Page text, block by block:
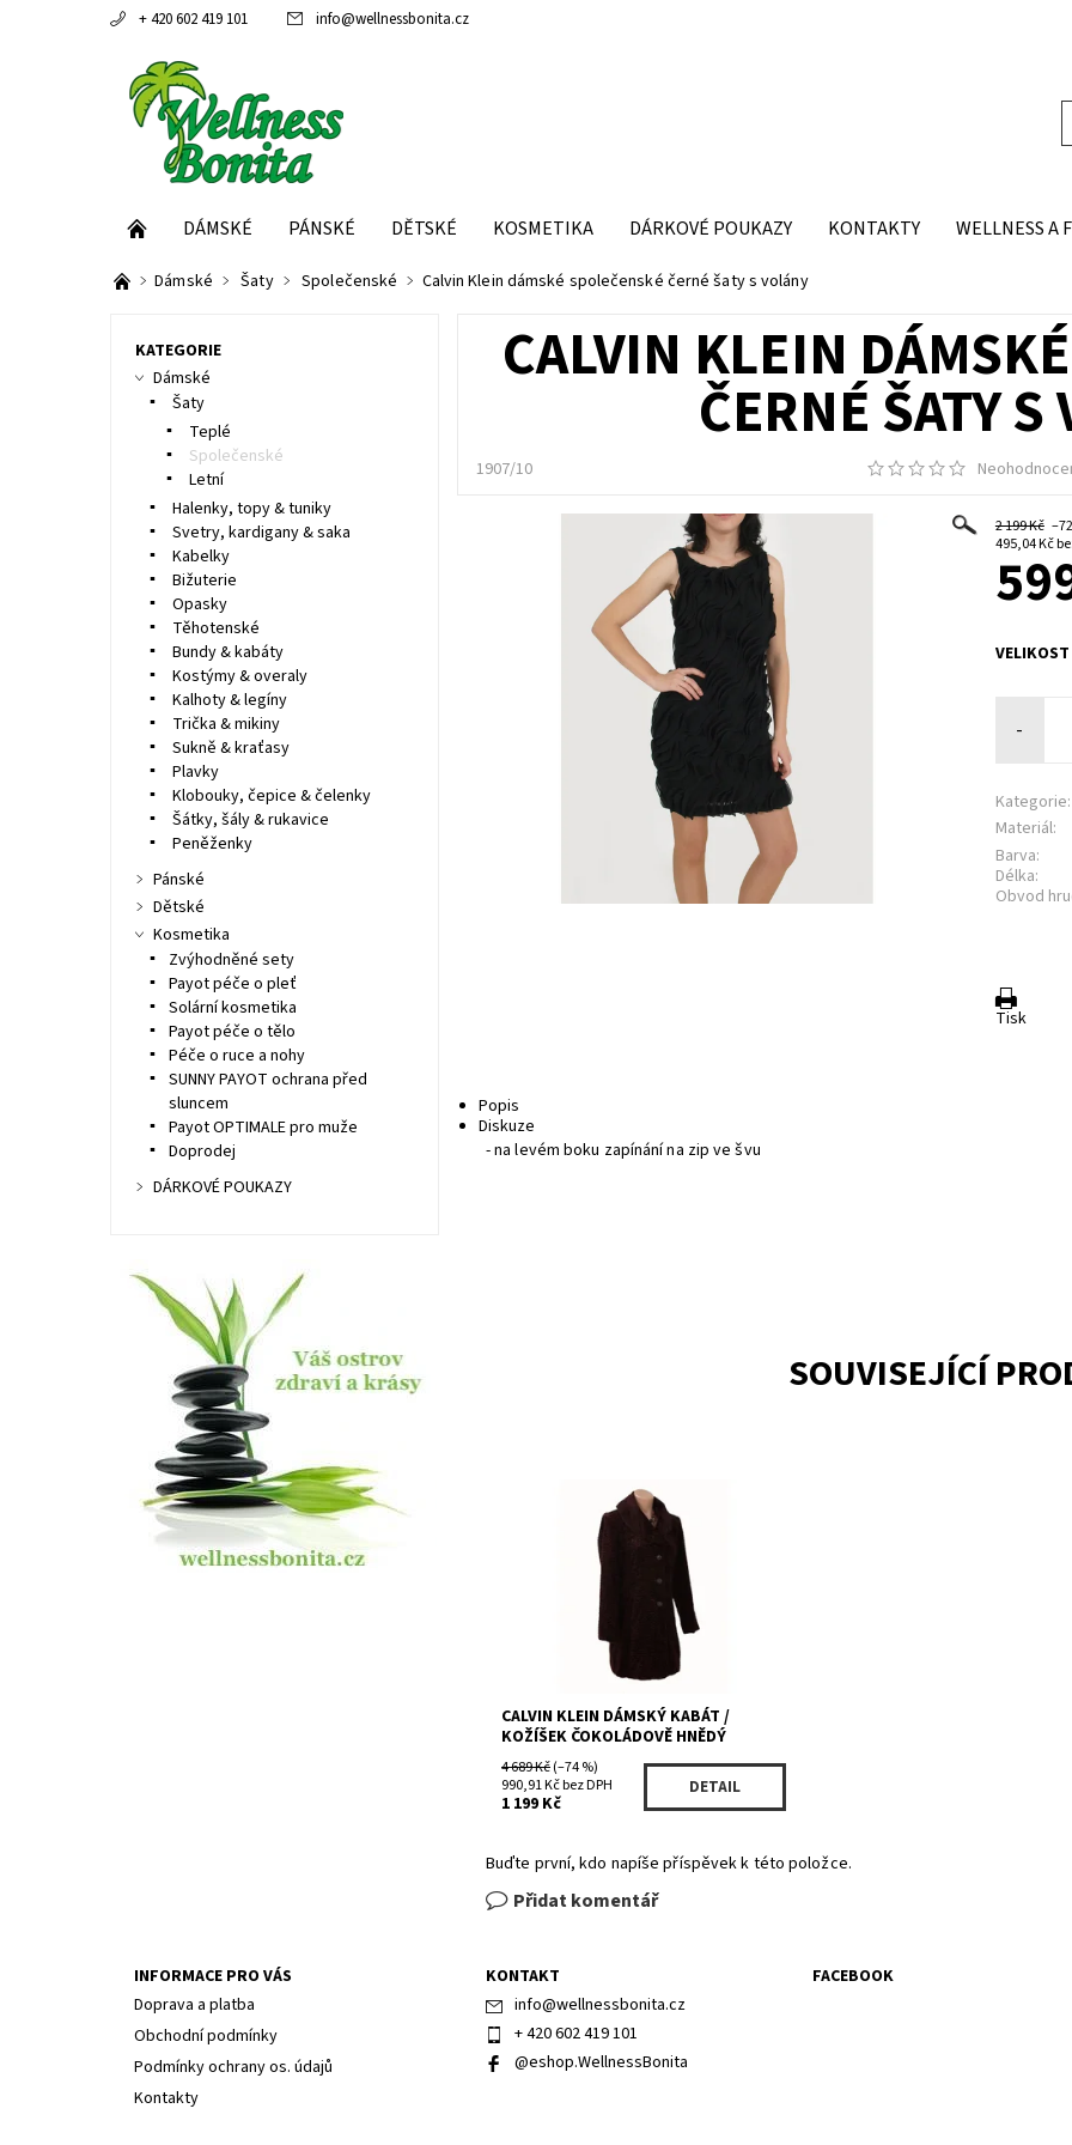
+ 420 602 419 101 info@wellnessbonita.cz
DÁMSKÉ PÁNSKÉ DĚTSKÉ KOSMETIKA DÁRKOVÉ POUKAZY KONTAKTY WELLNESS A
Dámské Šaty Společenské Calvin Klein dámské společenské černé šaty s volány
CALVIN KLEIN
ČERNÉ ŠATY S
1907/10
2 199 Kč
VELIKOST
-
Kategorie:
Materiál:
Barva:
Délka:
Obvod
Tisk
Popis
Diskuze
- na levém boku zapínání na zip ve švu
SOUVISEJÍCÍ
Skladem 1
CW691089BR
CALVIN KLEIN
CALVIN KLEIN DÁMSKÝ KABÁT /
KOŽÍŠEK ČOKOLÁDOVĚ HNĚDÝ
4 689 Kč(–74 %)
990,91 Kč bez DPH
1 199 Kč
DETAIL
Buďte první, kdo napíše příspěvek k této položce.
Přidat komentář
KATEGORIE
Dámské
Šaty
Teplé
Společenské
Letní
Halenky, topy & tuniky
Svetry, kardigany & saka
Kabelky
Bižuterie
Opasky
Těhotenské
Bundy & kabáty
Kostýmy & overaly
Kalhoty & legíny
Trička & mikiny
Sukně & kraťasy
Plavky
Klobouky, čepice & čelenky
Šátky, šály & rukavice
Peněženky
Pánské
Dětské
Kosmetika
Zvýhodněné sety
Payot péče o pleť
Solární kosmetika
Payot péče o tělo
Péče o ruce a nohy
SUNNY PAYOT ochrana před
sluncem
Payot OPTIMALE pro muže
Doprodej
DÁRKOVÉ POUKAZY
INFORMACE PRO VÁS
Doprava a platba
Obchodní podmínky
Podmínky ochrany os. údajů
Kontakty
KONTAKT
info@wellnessbonita.cz
+ 420 602 419 101
@eshop.WellnessBonita
FACEBOOK